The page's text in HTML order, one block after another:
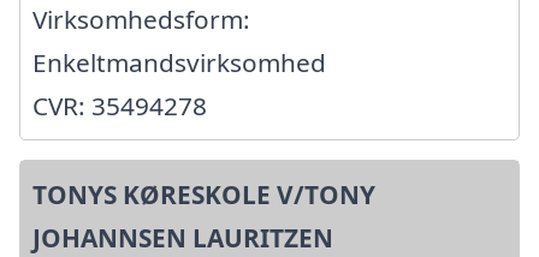
Virksomhedsform:
Enkeltmandsvirksomhed
CVR: 35494278
TONYS KØRESKOLE V/TONY
JOHANNSEN LAURITZEN